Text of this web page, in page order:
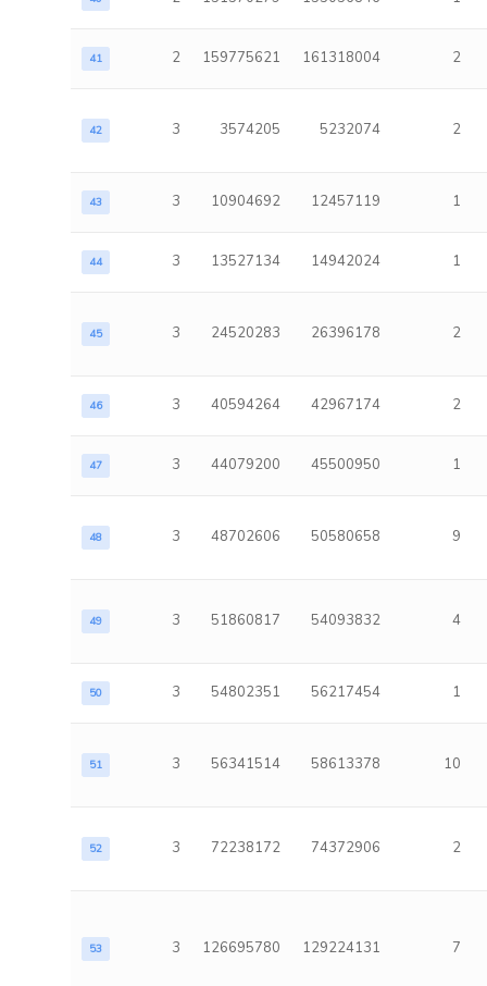
41 2 159775621 161318004 2
42 3 3574205 5232074 2
43 3 10904692 12457119 1
44 3 13527134 14942024 1
45 3 24520283 26396178 2
46 3 40594264 42967174 2
47 3 44079200 45500950 1
48 3 48702606 50580658 9
49 3 51860817 54093832 4
50 3 54802351 56217454 1
51 3 56341514 58613378 10
52 3 72238172 74372906 2
53 3 126695780 129224131 7